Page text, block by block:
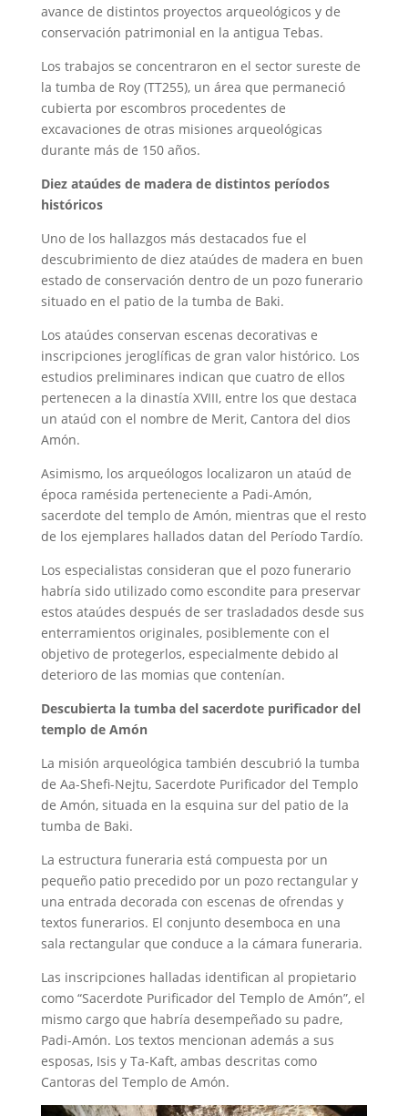
avance de distintos proyectos arqueológicos y de
conservación patrimonial en la antigua Tebas.
Los trabajos se concentraron en el sector sureste de
la tumba de Roy (TT255), un área que permaneció
cubierta por escombros procedentes de
excavaciones de otras misiones arqueológicas
durante más de 150 años.
Diez ataúdes de madera de distintos períodos
históricos
Uno de los hallazgos más destacados fue el
descubrimiento de diez ataúdes de madera en buen
estado de conservación dentro de un pozo funerario
situado en el patio de la tumba de Baki.
Los ataúdes conservan escenas decorativas e
inscripciones jeroglíficas de gran valor histórico. Los
estudios preliminares indican que cuatro de ellos
pertenecen a la dinastía XVIII, entre los que destaca
un ataúd con el nombre de Merit, Cantora del dios
Amón.
Asimismo, los arqueólogos localizaron un ataúd de
época ramésida perteneciente a Padi-Amón,
sacerdote del templo de Amón, mientras que el resto
de los ejemplares hallados datan del Período Tardío.
Los especialistas consideran que el pozo funerario
habría sido utilizado como escondite para preservar
estos ataúdes después de ser trasladados desde sus
enterramientos originales, posiblemente con el
objetivo de protegerlos, especialmente debido al
deterioro de las momias que contenían.
Descubierta la tumba del sacerdote purificador del
templo de Amón
La misión arqueológica también descubrió la tumba
de Aa-Shefi-Nejtu, Sacerdote Purificador del Templo
de Amón, situada en la esquina sur del patio de la
tumba de Baki.
La estructura funeraria está compuesta por un
pequeño patio precedido por un pozo rectangular y
una entrada decorada con escenas de ofrendas y
textos funerarios. El conjunto desemboca en una
sala rectangular que conduce a la cámara funeraria.
Las inscripciones halladas identifican al propietario
como “Sacerdote Purificador del Templo de Amón”, el
mismo cargo que habría desempeñado su padre,
Padi-Amón. Los textos mencionan además a sus
esposas, Isis y Ta-Kaft, ambas descritas como
Cantoras del Templo de Amón.